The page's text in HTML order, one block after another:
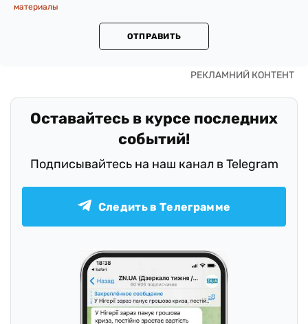
материалы
ОТПРАВИТЬ
Оставайтесь в курсе последних
событий!
Подписывайтесь на наш канал в Telegram
Следить в Телеграмме